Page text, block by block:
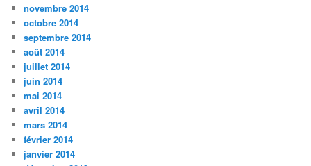
novembre 2014
octobre 2014
septembre 2014
août 2014
juillet 2014
juin 2014
mai 2014
avril 2014
mars 2014
février 2014
janvier 2014